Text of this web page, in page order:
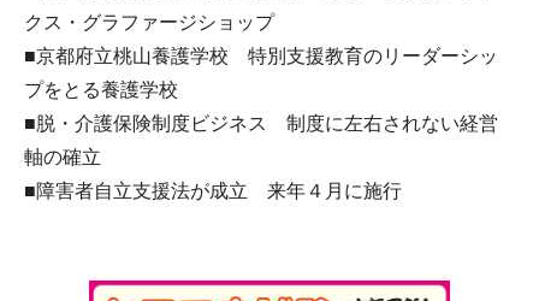
クス・グラファージショップ
■京都府立桃山養護学校 特別支援教育のリーダーシッ
プをとる養護学校
■脱・介護保険制度ビジネス 制度に左右されない経営
軸の確立
■障害者自立支援法が成立 来年４月に施行